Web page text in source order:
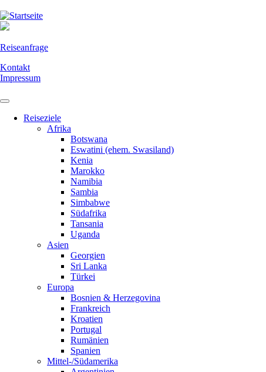
Direkt
zum
Reiseanfrage
Kontakt
Impressum
Reiseziele
Afrika
Botswana
Eswatini (ehem. Swasiland)
Kenia
Marokko
Namibia
Sambia
Simbabwe
Südafrika
Tansania
Uganda
Asien
Georgien
Sri Lanka
Türkei
Europa
Bosnien & Herzegovina
Frankreich
Kroatien
Portugal
Rumänien
Spanien
Mittel-/Südamerika